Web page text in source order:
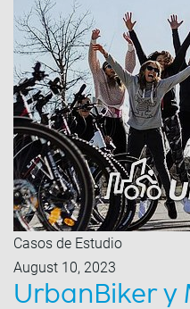
Casos de Estudio
August 10, 2023
UrbanBiker y